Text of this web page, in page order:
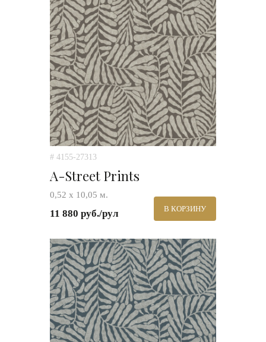
# 4155-27313
A-Street Prints
0,52 х 10,05 м.
11 880 руб./рул В КОРЗИНУ